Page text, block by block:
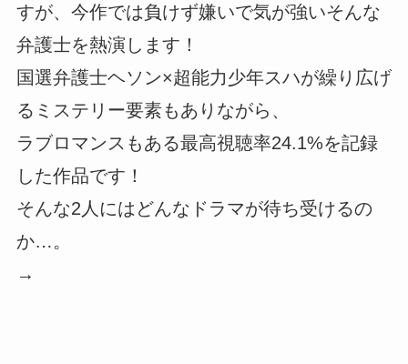
すが、今作では負けず嫌いで気が強いそんな
弁護士を熱演します！
国選弁護士ヘソン×超能力少年スハが繰り広げ
るミステリー要素もありながら、
ラブロマンスもある最高視聴率24.1%を記録
した作品です！
そんな2人にはどんなドラマが待ち受けるの
か…。
→